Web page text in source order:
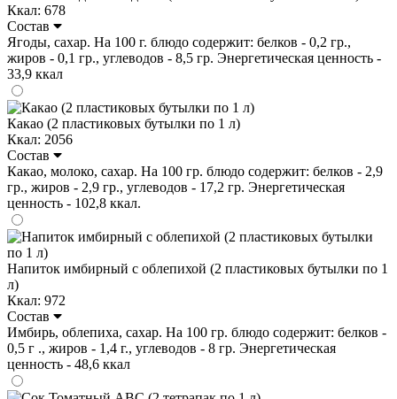
Ккал: 678
Состав
Ягоды, сахар. На 100 г. блюдо содержит: белков - 0,2 гр.,
жиров - 0,1 гр., углеводов - 8,5 гр. Энергетическая ценность -
33,9 ккал
Какао (2 пластиковых бутылки по 1 л)
Ккал: 2056
Состав
Какао, молоко, сахар. На 100 гр. блюдо содержит: белков - 2,9
гр., жиров - 2,9 гр., углеводов - 17,2 гр. Энергетическая
ценность - 102,8 ккал.
Напиток имбирный с облепихой (2 пластиковых бутылки по 1
л)
Ккал: 972
Состав
Имбирь, облепиха, сахар. На 100 гр. блюдо содержит: белков -
0,5 г ., жиров - 1,4 г., углеводов - 8 гр. Энергетическая
ценность - 48,6 ккал